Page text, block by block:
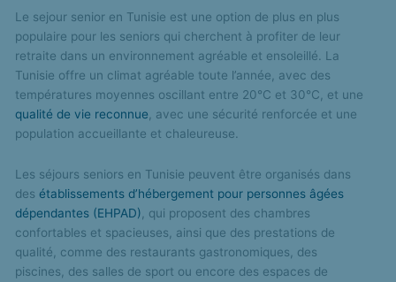
Le sejour senior en Tunisie est une option de plus en plus
populaire pour les seniors qui cherchent à profiter de leur
retraite dans un environnement agréable et ensoleillé. La
Tunisie offre un climat agréable toute l’année, avec des
températures moyennes oscillant entre 20°C et 30°C, et une
qualité de vie reconnue , avec une sécurité renforcée et une
population accueillante et chaleureuse.
Les séjours seniors en Tunisie peuvent être organisés dans
desétablissements d’hébergement pour personnes âgées
dépendantes (EHPAD) , qui proposent des chambres
confortables et spacieuses, ainsi que des prestations de
qualité, comme des restaurants gastronomiques, des
piscines, des salles de sport ou encore des espaces de